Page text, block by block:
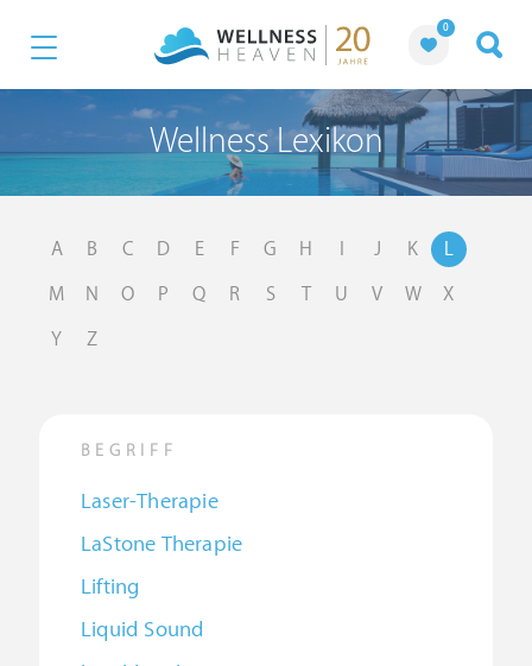
0
Wellness Lexikon
A B C D E F G H J K L
M N O P Q R S T U V W X
Y Z
BEGRIFF
Laser-Therapie
LaStone Therapie
Lifting
Liquid Sound